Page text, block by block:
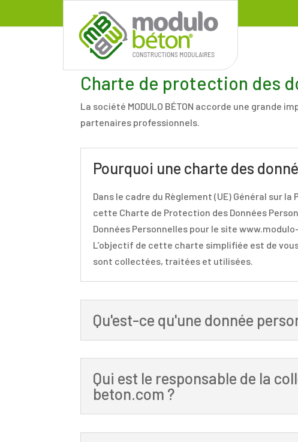
Charte de protection des
La société MODULO BÉTON accorde une grande
partenaires professionnels.
Pourquoi une charte des
Dans le cadre du Règlement (UE) Général sur
cette Charte de Protection des Données
Données Personnelles pour le site
L’objectif de cette charte simplifiée est de
sont collectées, traitées et utilisées.
Qu'est-ce qu'une donnée
Qui est le responsable de la
beton.com ?